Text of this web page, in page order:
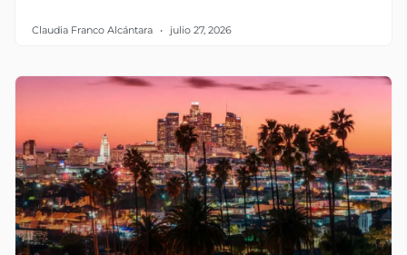
Claudia Franco Alcántara julio 27, 2026